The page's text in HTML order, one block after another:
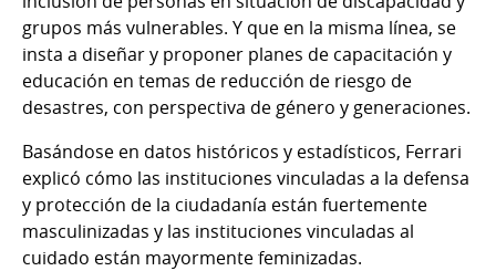
grupos más vulnerables. Y que en la misma línea, se
insta a diseñar y proponer planes de capacitación y
educación en temas de reducción de riesgo de
desastres, con perspectiva de género y generaciones.
Basándose en datos históricos y estadísticos, Ferrari
explicó cómo las instituciones vinculadas a la defensa
y protección de la ciudadanía están fuertemente
masculinizadas y las instituciones vinculadas al
cuidado están mayormente feminizadas.